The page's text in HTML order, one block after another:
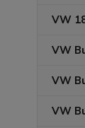
VW
VW
VW
VW